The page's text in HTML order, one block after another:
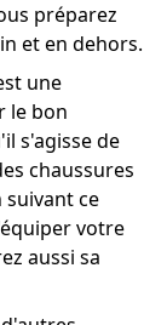
préparez
et en dehors.
une
le bon
s'agisse de
chaussures
ce
votre
aussi sa